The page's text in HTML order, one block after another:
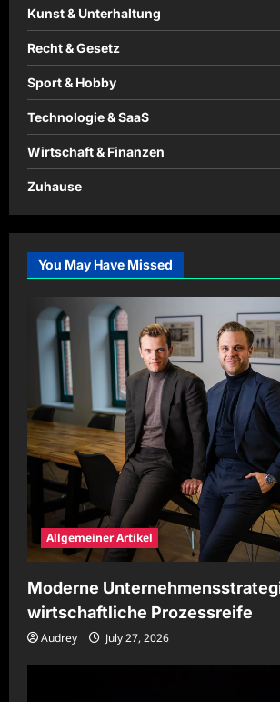
Kunst & Unterhaltung
Recht & Gesetz
Sport & Hobby
Technologie & SaaS
Wirtschaft & Finanzen
Zuhause
You May Have Missed
Allgemeiner Artikel
Moderne
wirtschaftliche Prozessreife
Audrey July 27, 2026